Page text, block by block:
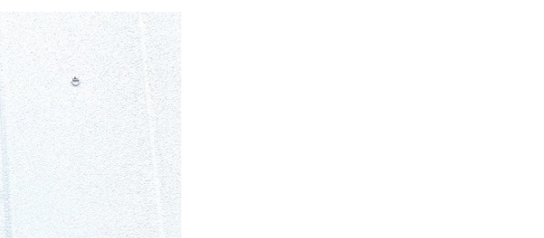
ご利用案内
お客様の声
レビュー1万件突破
お気に入りリスト
会員登録
メルマガ登録
会社概要
店舗一覧
古着卸売